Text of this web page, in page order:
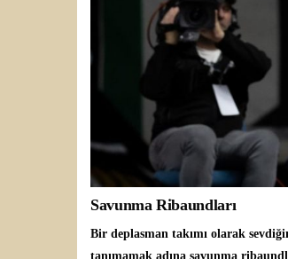
Savunma Ribaundları
Bir deplasman takımı olarak
tanımamak adına savunma